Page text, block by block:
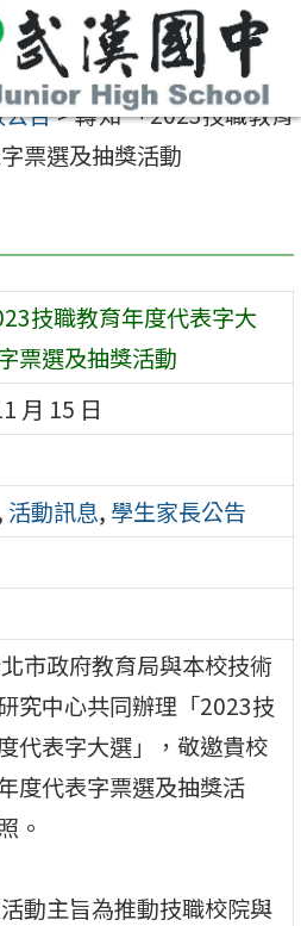
告>轉知 「2023技職教育
票選及抽獎活動
技職教育年度代表字大
票選及抽獎活動
月 15 日
活動訊息, 學生家長公告
市政府教育局與本校技術
究中心共同辦理「2023技
代表字大選」，敬邀貴校
度代表字票選及抽獎活
。
動主旨為推動技職校院與